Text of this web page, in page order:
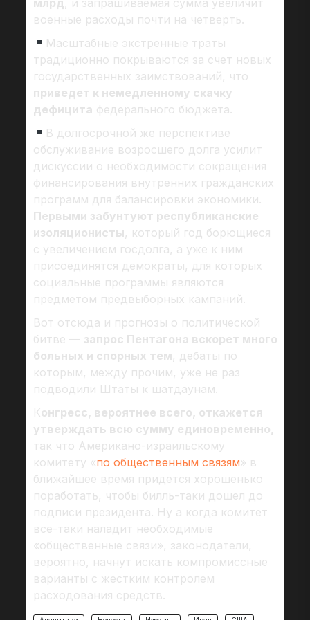
военные расходы почти на четверть.
Масштабные экстренные траты
традиционно покрываются за счет новых
государственных заимствований, что
приведет к немедленному скачку
дефицита федерального бюджета.
В долгосрочной же перспективе
обслуживание возросшего долга усилит
дискуссии о необходимости сокращения
финансирования внутренних гражданских
программ для балансировки экономики.
Первыми забунтуют республиканские
изоляционисты, который год борющиеся
с увеличением госдолга, а уже к ним
присоединятся демократы, для которых
социальные программы являются
предметом предвыборных кампаний.
Вот отсюда и прогнозы о политической
битве — запрос Пентагона вскорет много
больных и спорных тем, дебаты по
которым, между прочим, уже не раз
подводили Штаты к шатдаунам.
Конгресс, вероятнее всего, откажется
утверждать всю сумму единовременно,
так что Американо-израильскому
комитету «по общественным связям» в
ближайшее время придется хорошенько
поработать, чтобы билль-таки дошел до
подписи президента. Ну а когда комитет
все-таки наладит необходимые
«общественные связи», законодатели,
вероятно, начнут искать компромиссные
варианты с жестким контролем
расходования средств.